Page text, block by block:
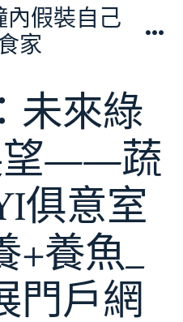
內假裝自己
家
未來綠
望——蔬
俱意室
+養魚_
門戶網